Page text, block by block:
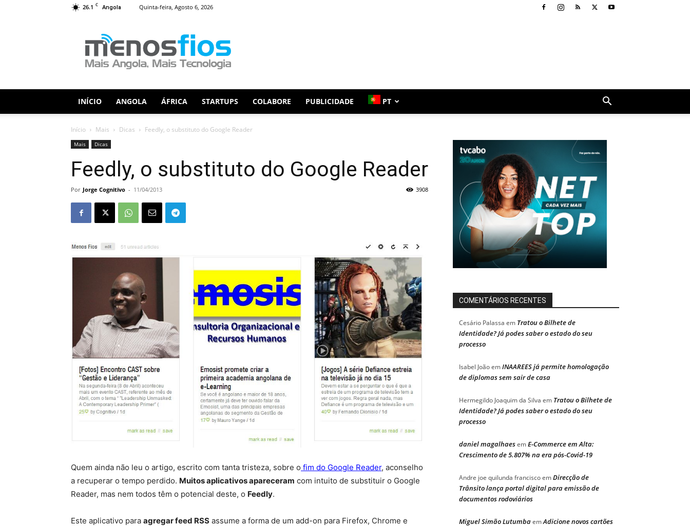
26.1 C Angola Quinta-feira, Agosto 6, 2026
Fios
INÍCIO ANGOLA ÁFRICA STARTUPS COLABORE PUBLICIDADE PT
Início Mais Dicas Feedly, o substituto do Google Reader
Mais Dicas
Feedly, o substituto do Google Reader
Por Jorge Cognitivo - 11/04/2013 3908
Quem ainda não leu o artigo, escrito com tanta tristeza, sobre o fim do Google Reader, aconselho
a recuperar o tempo perdido. Muitos aplicativos apareceram com intuito de substituir o Google
Reader, mas nem todos têm o potencial deste, o Feedly.
Este aplicativo para agregar feed RSS assume a forma de um add-on para Firefox, Chrome e
COMENTÁRIOS RECENTES
Cesário Palassa em Tratou o Bilhete de
Identidade? Já podes saber o estado do seu
processo
Isabel JoãoemINAAREES já permite homologação
de diplomas sem sair de casa
Hermegildo Joaquim da Silva em Tratou o Bilhete de
Identidade? Já podes saber o estado do seu
processo
daniel magalhaesemE-Commerce em Alta:
Crescimento de 5.807% na era pós-Covid-19
Andre joe quilunda franciscoemDirecção de
Trânsito lança portal digital para emissão de
documentos rodoviários
Miguel Simão LutumbaemAdicione novos cartões